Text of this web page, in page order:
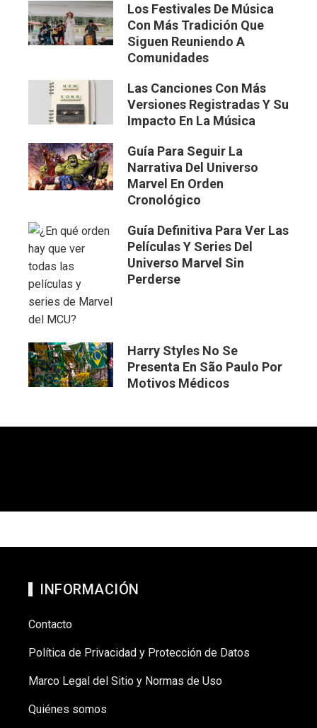
Los Festivales De Música
Con Más Tradición Que
Siguen Reuniendo A
Comunidades
Las Canciones Con Más
Versiones Registradas Y Su
Impacto En La Música
Guía Para Seguir La
Narrativa Del Universo
Marvel En Orden
Cronológico
Guía Definitiva Para Ver Las
Películas Y Series Del
Universo Marvel Sin
Perderse
Harry Styles No Se
Presenta En São Paulo Por
Motivos Médicos
INFORMACIÓN
Contacto
Política de Privacidad y Protección de Datos
Marco Legal del Sitio y Normas de Uso
Quiénes somos